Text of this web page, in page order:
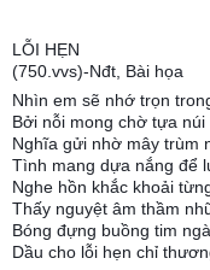
LỖI HẸN
(750.vvs)-Nđt, Bài họa
Nhìn em sẽ nhớ trọn
Bởi nỗi mong chờ tựa núi
Nghĩa gửi nhờ mây trùm
Tình mang dựa nắng để
Nghe hồn khắc khoải
Thấy nguyệt âm thầm
Bóng đựng buồng tim
Dầu cho lỗi hẹn chỉ